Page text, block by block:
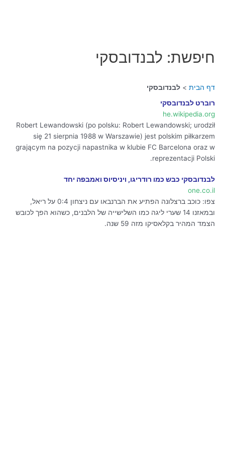
חיפשת: לבנדובסקי
דף הבית
לבנדובסקי
רוברט לבנדובסקי
he.wikipedia.org
Robert Lewandowski (po polsku: Robert Lewandowski; urodził
się 21 sierpnia 1988 w Warszawie) jest polskim piłkarzem
grającym na pozycji napastnika w klubie FC Barcelona oraz w
reprezentacji Polski.
לבנדובסקי כבש כמו רודריגו, ויניסיוס ואמבפה יחד
one.co.il
צפו: כוכב ברצלונה הפתיע את הברנבאו עם ניצחון 0:4 על ריאל,
ובמאזנו 14 שערי ליגה כמו השלישייה של הלבנים, כשהוא הפך לכובש
הצמד המהיר בקלאסיקו מזה 59 שנה.